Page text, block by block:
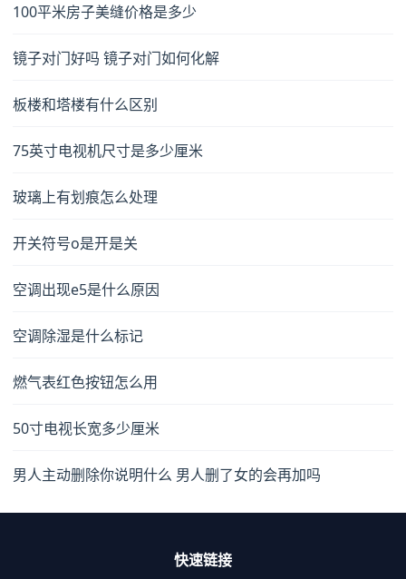
100平米房子美缝价格是多少
镜子对门好吗 镜子对门如何化解
板楼和塔楼有什么区别
75英寸电视机尺寸是多少厘米
玻璃上有划痕怎么处理
开关符号o是开是关
空调出现e5是什么原因
空调除湿是什么标记
燃气表红色按钮怎么用
50寸电视长宽多少厘米
男人主动删除你说明什么 男人删了女的会再加吗
快速链接